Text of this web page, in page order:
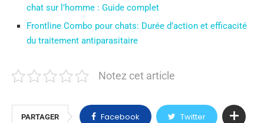
chat sur l’homme : Guide complet
Frontline Combo pour chats: Durée d’action et efficacité
du traitement antiparasitaire
Notez cet article
PARTAGER Facebook Twitter